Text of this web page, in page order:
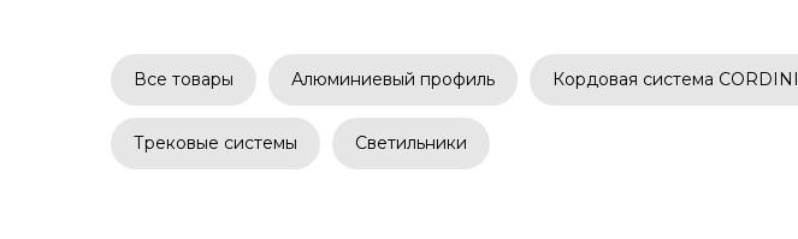
Все товары Алюминиевый профиль Кордовая система CORDINI
Трековые системы Светильники